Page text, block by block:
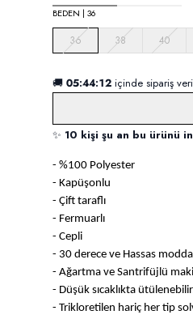
BEDEN | 36
36 38 40
🚚 05:44:11 içinde sipariş
✨ 10 kişi şu an bu ürünü
- %100 Polyester
- Kapüşonlu
- Çift taraflı
- Fermuarlı
- Cepli
- 30 derece ve Hassas
- Ağartma ve Santrifüjlü
- Düşük sıcaklıkta
- Trikloretilen hariç her tip